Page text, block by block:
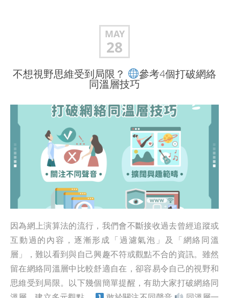
MAY
28
不想視野思維受到局限？ 參考4個打破網絡
同溫層技巧
因為網上演算法的流行，我們會不斷接收過去曾經追蹤或
互動過的內容，逐漸形成「過濾氣泡」及「網絡同溫
層」，難以看到與自己興趣不符或觀點不合的資訊。雖然
留在網絡同溫層中比較舒適自在，卻容易令自己的視野和
思維受到局限。以下幾個簡單提醒，有助大家打破網絡同